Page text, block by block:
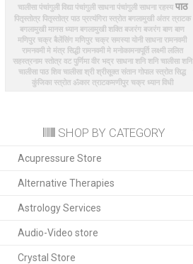
चालीसा पंचांगुली विद्या पंचांगुली साधना पंचांगुली साधना रहस्य पाठ
पितृस्तोत्र पितृस्तोत्र पाठ प्रत्यंगिरा स्त्रोत बगलामुखी अंतर त्राटक
बगलामुखी मानस ध्यान बगलामुखी शक्ति बजरंग बजरंग बाण बाण
मणिपुर चक्र बैलेंसिंग मणिपुर चक्र समस्या योनी साधना रामनवमी
रामनवमी मे मंत्र सिद्धी रामनवमी मे मनोकामनापूर्ति लक्ष्मी ललित
सहस्त्रनाम स्तोत्र वट पुर्णिमा वीर भद्र साधना शनि शनि चालीसा शनि
चालीसा पाठ शिव चालीसा श्री श्रीसूक्त संतान गोपाल स्त्रोत सिद्ध
कुंजिका स्त्रोत ॐकार त्राटक​मणीपुर चक्र ध्यान विधी
SHOP BY CATEGORY
Acupressure Store
Alternative Therapies
Astrology Services
Audio-Video store
Crystal Store